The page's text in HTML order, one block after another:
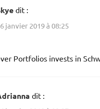
dit :
janvier 2019 à 08:25
Portfolios invests in
dit :